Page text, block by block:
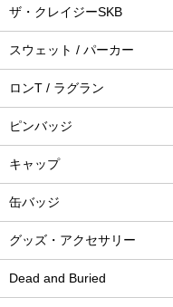
ザ・クレイジーSKB
スウェット / パーカー
ロンT / ラグラン
ピンバッジ
キャップ
缶バッジ
グッズ・アクセサリー
Dead and Buried